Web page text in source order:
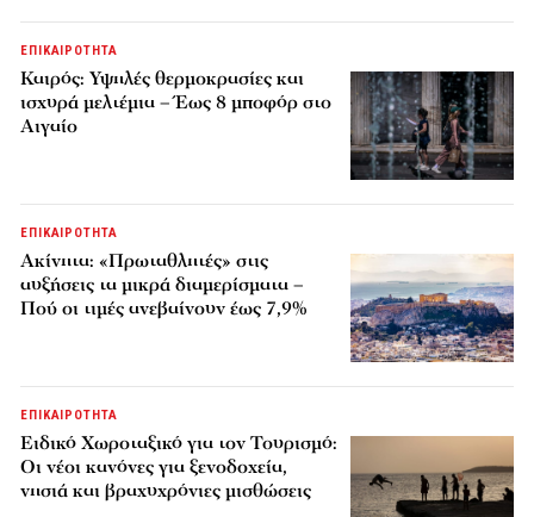
ΕΠΙΚΑΙΡΟΤΗΤΑ
Καιρός: Υψηλές θερμοκρασίες και
ισχυρά μελτέμια – Έως 8 μποφόρ στο
Αιγαίο
ΕΠΙΚΑΙΡΟΤΗΤΑ
Ακίνητα: «Πρωταθλητές» στις
αυξήσεις τα μικρά διαμερίσματα –
Πού οι τιμές ανεβαίνουν έως 7,9%
ΕΠΙΚΑΙΡΟΤΗΤΑ
Ειδικό Χωροταξικό για τον Τουρισμό:
Οι νέοι κανόνες για ξενοδοχεία,
νησιά και βραχυχρόνιες μισθώσεις